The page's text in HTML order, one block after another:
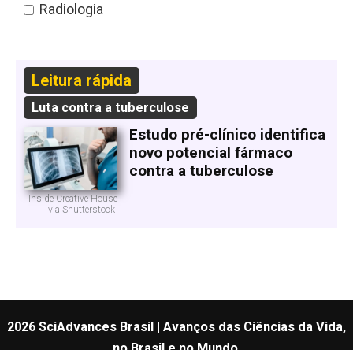
Radiologia
Leitura rápida
Luta contra a tuberculose
Inside Creative House
via Shutterstock
Estudo pré-clínico identifica
novo potencial fármaco
contra a tuberculose
2026 SciAdvances Brasil | Avanços das Ciências da Vida,